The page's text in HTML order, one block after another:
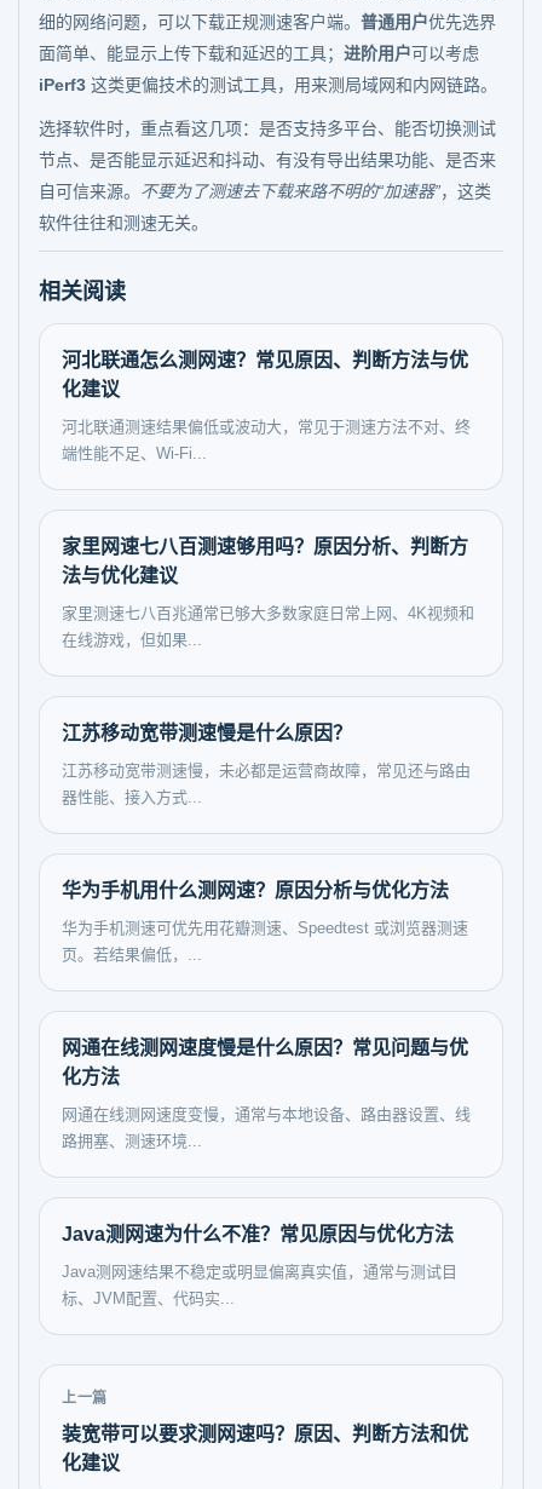
细的网络问题，可以下载正规测速客户端。 普通用户优先选界
面简单、能显示上传下载和延迟的工具； 进阶用户可以考虑
iPerf3 这类更偏技术的测试工具，用来测局域网和内网链路。
选择软件时，重点看这几项：是否支持多平台、能否切换测试
节点、是否能显示延迟和抖动、有没有导出结果功能、是否来
自可信来源。 不要为了测速去下载来路不明的“加速器”，这类
软件往往和测速无关。
相关阅读
河北联通怎么测网速？常见原因、判断方法与优
化建议
河北联通测速结果偏低或波动大，常见于测速方法不对、终
端性能不足、Wi-Fi...
家里网速七八百测速够用吗？原因分析、判断方
法与优化建议
家里测速七八百兆通常已够大多数家庭日常上网、4K视频和
在线游戏，但如果...
江苏移动宽带测速慢是什么原因？
江苏移动宽带测速慢，未必都是运营商故障，常见还与路由
器性能、接入方式...
华为手机用什么测网速？原因分析与优化方法
华为手机测速可优先用花瓣测速、Speedtest 或浏览器测速
页。若结果偏低，...
网通在线测网速度慢是什么原因？常见问题与优
化方法
网通在线测网速度变慢，通常与本地设备、路由器设置、线
路拥塞、测速环境...
Java测网速为什么不准？常见原因与优化方法
Java测网速结果不稳定或明显偏离真实值，通常与测试目
标、JVM配置、代码实...
上一篇
装宽带可以要求测网速吗？原因、判断方法和优
化建议